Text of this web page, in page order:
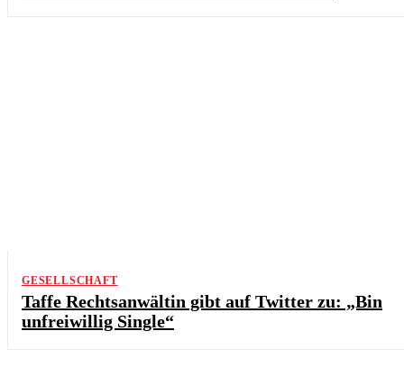
GESELLSCHAFT
Taffe Rechtsanwältin gibt auf Twitter zu: „Bin
unfreiwillig Single“